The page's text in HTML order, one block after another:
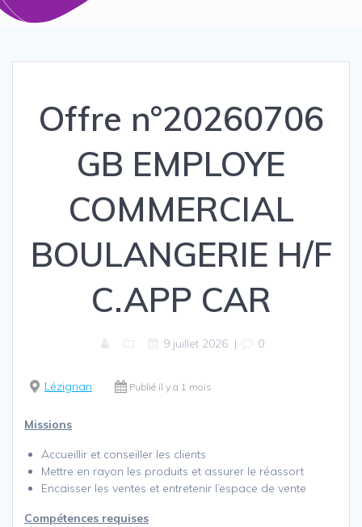
Offre n°20260706
GB EMPLOYE
COMMERCIAL
BOULANGERIE H/F
C.APP CAR
9 juillet 2026 | 0
Lézignan Publié il y a 1 mois
Missions
Accueillir et conseiller les clients
Mettre en rayon les produits et assurer le réassort
Encaisser les ventes et entretenir l’espace de vente
Compétences requises